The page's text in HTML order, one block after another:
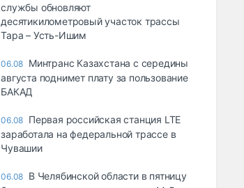
службы обновляют
десятикилометровый участок трассы
Тара – Усть-Ишим
06.08 Минтранс Казахстана с середины
августа поднимет плату за пользование
БАКАД
06.08 Первая российская станция LTE
заработала на федеральной трассе в
Чувашии
06.08 В Челябинской области в пятницу